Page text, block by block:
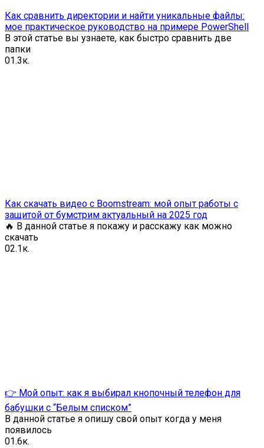
Как сравнить директории и найти уникальные файлы:
мое практическое руководство на примере PowerShell
В этой статье вы узнаете, как быстро сравнить две
папки
01.3к.
Как скачать видео с Boomstream: мой опыт работы с
защитой от бумстрим актуальный на 2025 год
🔥 В данной статье я покажу и расскажу как можно
скачать
02.1к.
👉 Мой опыт: как я выбирал кнопочный телефон для
бабушки с “Белым списком”
В данной статье я опишу свой опыт когда у меня
появилось
01.6к.